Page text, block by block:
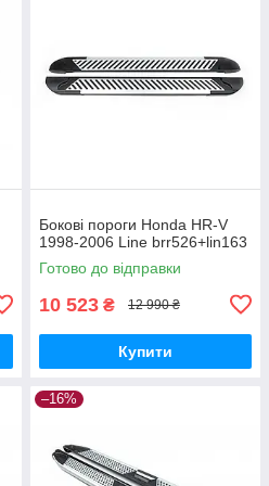
Бокові пороги Honda HR-V
1998-2006 Line brr526+lin163
Готово до відправки
10 523 ₴ 12 990 ₴
Купити
–16%